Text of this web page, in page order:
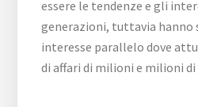
essere le tendenze e gli
generazioni, tuttavia hanno
interesse parallelo dove
di affari di milioni e milioni